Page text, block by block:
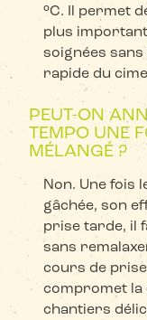
°C. Il permet
plus
soignées
rapide du
PEUT-ON
TEMPO UNE
MÉLANGÉ ?
Non. Une fois
gâchée, son
prise tarde, il
sans
cours de
compromet la
chantiers